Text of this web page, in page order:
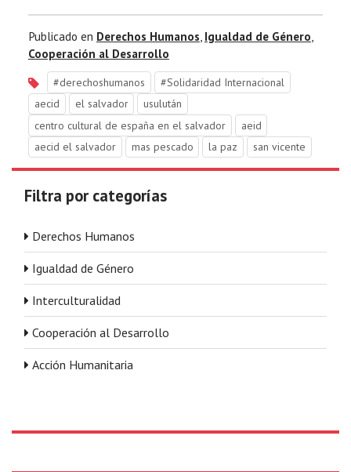
Publicado en Derechos Humanos Igualdad de Género
Cooperación al Desarrollo
#derechoshumanos
#Solidaridad Internacional
aecid
el salvador
usulután
centro cultural de españa en el salvador
aeid
aecid el salvador
mas pescado la paz san vicente
Filtra por categorías
Derechos Humanos
Igualdad de Género
Interculturalidad
Cooperación al Desarrollo
Acción Humanitaria